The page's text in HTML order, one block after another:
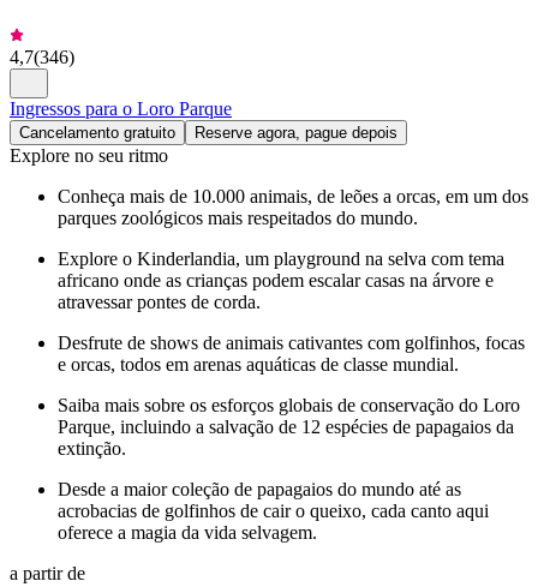
4,7(346)
Ingressos para o Loro Parque
Cancelamento gratuito Reserve agora, pague depois
Explore no seu ritmo
Conheça mais de 10.000 animais, de leões a orcas, em um dos
parques zoológicos mais respeitados do mundo.
Explore o Kinderlandia, um playground na selva com tema
africano onde as crianças podem escalar casas na árvore e
atravessar pontes de corda.
Desfrute de shows de animais cativantes com golfinhos, focas
e orcas, todos em arenas aquáticas de classe mundial.
Saiba mais sobre os esforços globais de conservação do Loro
Parque, incluindo a salvação de 12 espécies de papagaios da
extinção.
Desde a maior coleção de papagaios do mundo até as
acrobacias de golfinhos de cair o queixo, cada canto aqui
oferece a magia da vida selvagem.
a partir de